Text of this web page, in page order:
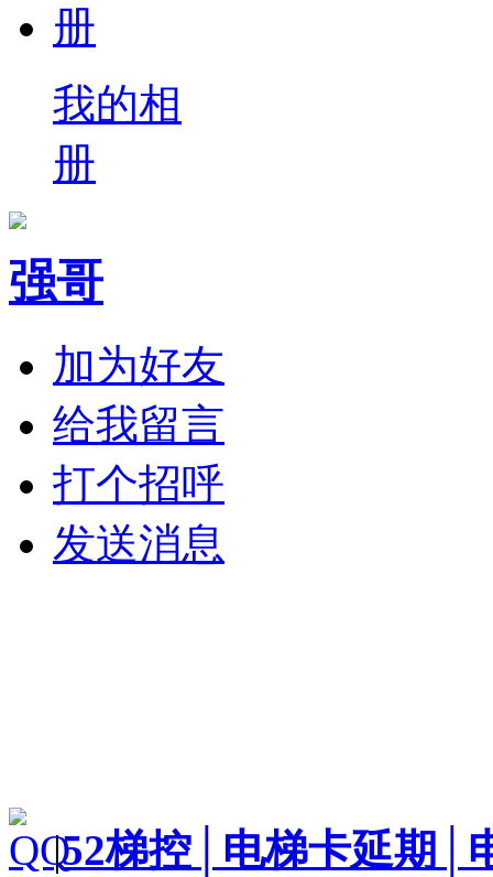
我的相
册
强哥
加为好友
给我留言
打个招呼
发送消息
|52梯控│电梯卡延期│